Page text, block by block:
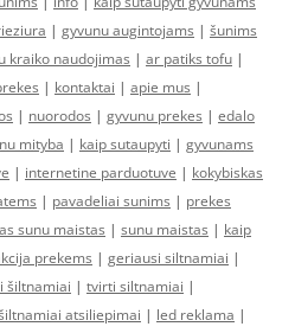
| gyvunu augintojams | šunims
kraiko naudojimas | ar patiks tofu |
| kontaktai | apie mus |
| nuorodos | gyvunu prekes | edalo
mityba | kaip sutaupyti | gyvunams
| internetine parduotuve | kokybiskas
| pavadeliai sunims | prekes
sunu maistas | sunu maistas | kaip
prekems | geriausi siltnamiai |
šiltnamiai | tvirti siltnamiai |
atsiliepimai | led reklama |